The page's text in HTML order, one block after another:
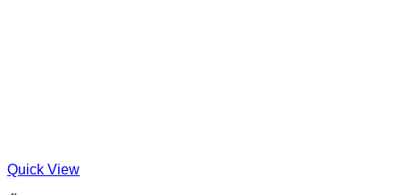
Quick View